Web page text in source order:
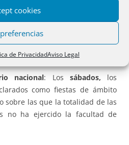
cookies
de PrivacidadAviso Legal
Públicos, a efectos de
nacional: Los sábados, los
como fiestas de ámbito
sobre las que la totalidad de las
no ha ejercido la facultad de